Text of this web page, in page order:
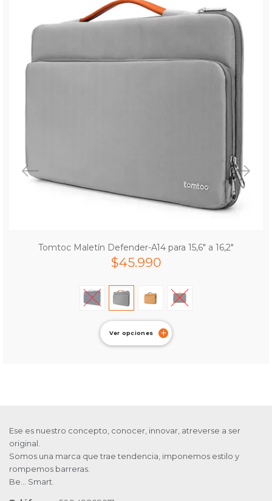
Tomtoc Maletín Defender-A14 para 15,6″ a 16,2″
$45.990
Ver opciones
Ese es nuestro concepto, conocer, innovar, atreverse a ser
original.
Somos una marca que trae tendencia, imponemos estilo y
rompemos barreras.
Be… Smart.